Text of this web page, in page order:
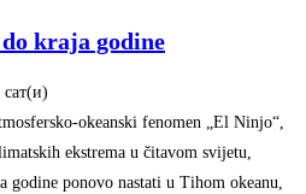
kraja godine
okeanski fenomen „El Ninjo“,
ekstrema u čitavom svijetu,
godine ponovo nastati u Tihom okeanu,